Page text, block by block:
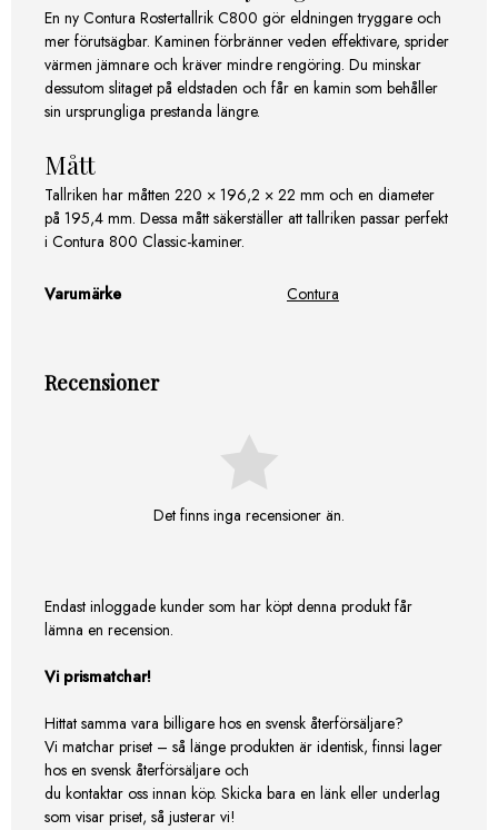
En ny Contura Rostertallrik C800 gör eldningen tryggare och
mer förutsägbar. Kaminen förbränner veden effektivare, sprider
värmen jämnare och kräver mindre rengöring. Du minskar
dessutom slitaget på eldstaden och får en kamin som behåller
sin ursprungliga prestanda längre.
Mått
Tallriken har måtten 220 × 196,2 × 22 mm och en diameter
på 195,4 mm. Dessa mått säkerställer att tallriken passar perfekt
i Contura 800 Classic-kaminer.
Varumärke Contura
Recensioner
Det finns inga recensioner än.
Endast inloggade kunder som har köpt denna produkt får
lämna en recension.
Vi prismatchar!
Hittat samma vara billigare hos en svensk återförsäljare?
Vi matchar priset – så länge produkten är identisk, finnsi lager
hos en svensk återförsäljare och
du kontaktar oss innan köp. Skicka bara en länk eller underlag
som visar priset, så justerar vi!